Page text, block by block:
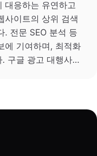
대응하는 유연하고
사이트의 상위 검색
. 전문 SEO 분석 등
에 기여하며, 최적화
. 구글 광고 대행사…